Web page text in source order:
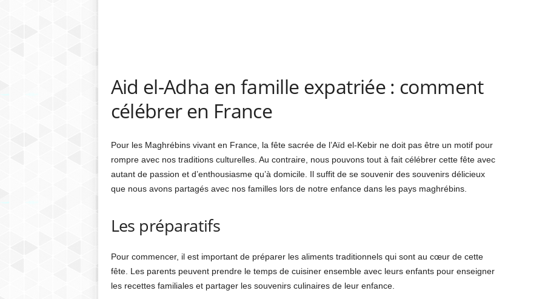
Aid el-Adha en famille expatriée : comment
célébrer en France
Pour les Maghrébins vivant en France, la fête sacrée de l’Aïd el-Kebir ne doit pas être un motif pour
rompre avec nos traditions culturelles. Au contraire, nous pouvons tout à fait célébrer cette fête avec
autant de passion et d’enthousiasme qu’à domicile. Il suffit de se souvenir des souvenirs délicieux
que nous avons partagés avec nos familles lors de notre enfance dans les pays maghrébins.
Les préparatifs
Pour commencer, il est important de préparer les aliments traditionnels qui sont au cœur de cette
fête. Les parents peuvent prendre le temps de cuisiner ensemble avec leurs enfants pour enseigner
les recettes familiales et partager les souvenirs culinaires de leur enfance.